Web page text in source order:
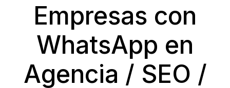
Empresas con
WhatsApp en
Agencia / SEO /